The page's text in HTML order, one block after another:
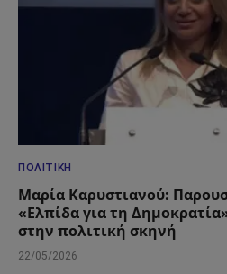
ΠΟΛΙΤΙΚΉ
Μαρία Καρυστιανού:
«Ελπίδα για τη
στην πολιτική σκηνή
22/05/2026